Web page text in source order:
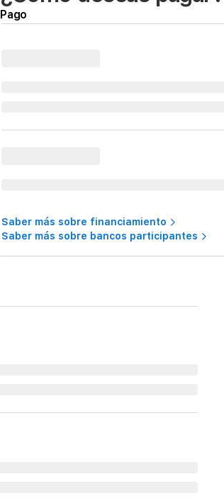
Pago
Saber más sobre financiamiento
Saber más sobre bancos participantes